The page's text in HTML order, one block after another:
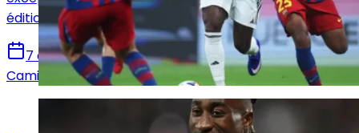
édition.
7 août 2026
Camille Santos